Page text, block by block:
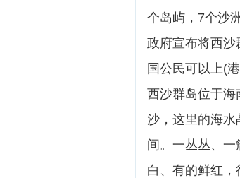
个岛屿，7个沙
政府宣布将西沙
国公民可以上(
西沙群岛位于海
沙，这里的海水
间。一丛丛、
白、有的鲜红